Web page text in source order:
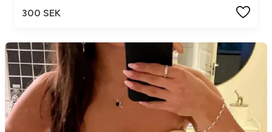
300 SEK